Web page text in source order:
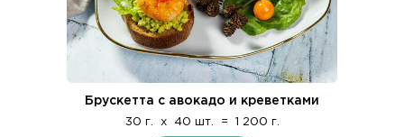
Брускетта с авокадо и креветками
30 г. x 40 шт. = 1 200 г.